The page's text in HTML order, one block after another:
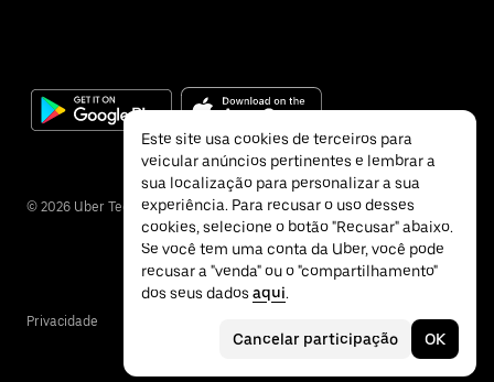
© 2026 Uber Technologies Inc.
Privacidade
Este site usa cookies de terceiros para
veicular anúncios pertinentes e lembrar a
sua localização para personalizar a sua
experiência. Para recusar o uso desses
cookies, selecione o botão "Recusar" abaixo.
Se você tem uma conta da Uber, você pode
recusar a "venda" ou o "compartilhamento"
dos seus dados aqui.
Cancelar participação OK